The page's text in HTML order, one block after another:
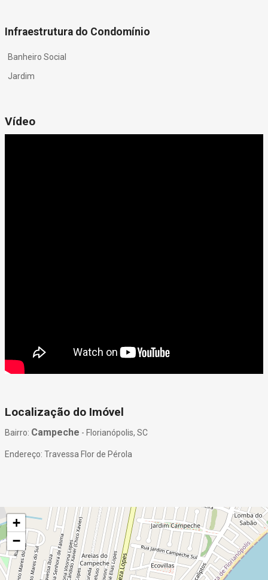
Infraestrutura do Condomínio
Banheiro Social
Jardim
Vídeo
Localização do Imóvel
Bairro: Campeche - Florianópolis, SC
Endereço: Travessa Flor de Pérola
+
−